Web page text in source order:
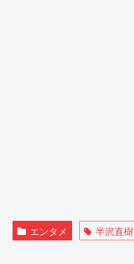
エンタメ 半沢直樹